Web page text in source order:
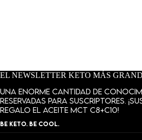
EL NEWSLETTER KETO MÁS
Una enorme cantidad de
reservadas para suscriptores.
regalo el aceite MCT C8+C10!
BE KETO. BE COOL.